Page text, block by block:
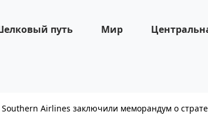
путь Мир
Airlines заключили меморандум о